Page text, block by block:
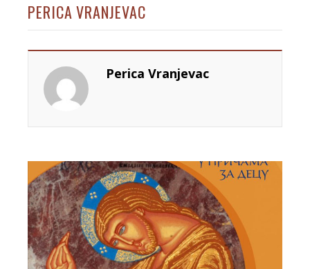
PERICA VRANJEVAC
Perica Vranjevac